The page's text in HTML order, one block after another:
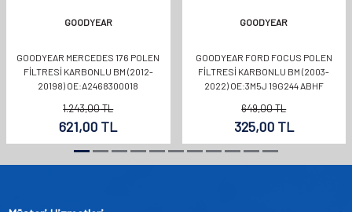
GOODYEAR
GOODYEAR MERCEDES 176 POLEN
FILTRESI KARBONLU BM (2012-
20198) OE:A2468300018
1.243,00TL
621,00 TL
GOODYEAR
GOODYEAR FORD FOCUS POLEN
FILTRESI KARBONLU BM (2003-
2022) OE:3M5J 19G244 ABHF
649,00TL
325,00TL